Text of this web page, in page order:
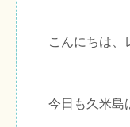
こんにちは、
今日も久米島